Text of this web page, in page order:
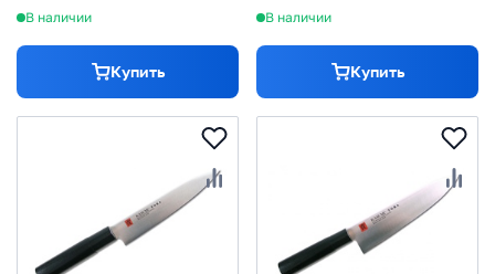
В наличии
Купить
В наличии
Купить